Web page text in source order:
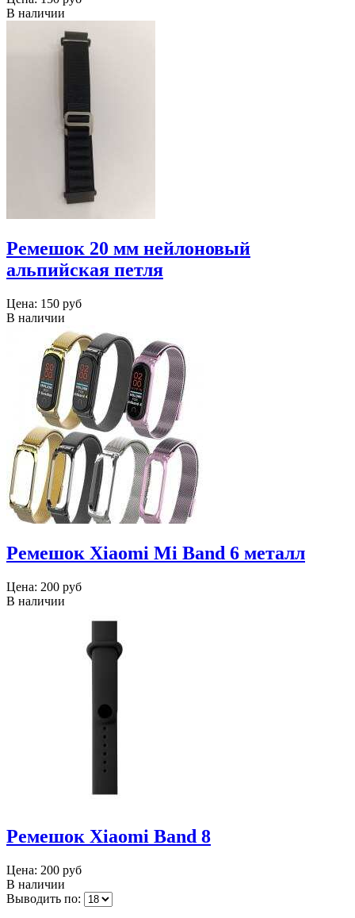
В наличии
Ремешок 20 мм нейлоновый
альпийская петля
Цена: 150 руб
В наличии
Ремешок Xiaomi Mi Band 6 металл
Цена: 200 руб
В наличии
Ремешок Xiaomi Band 8
Цена: 200 руб
В наличии
Выводить по: